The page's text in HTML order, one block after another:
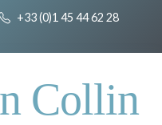
+33 (0)1 45 44 62 28
Collin